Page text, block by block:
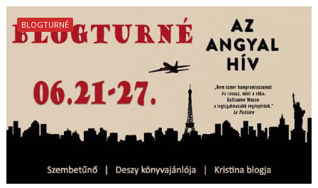
BLOGTURNÉ